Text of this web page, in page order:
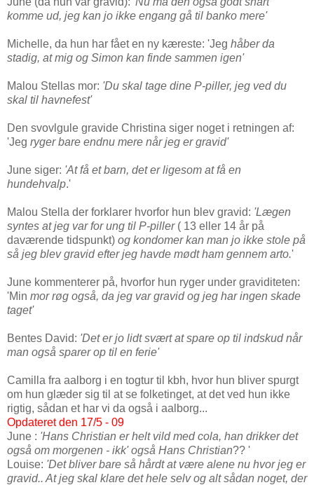
komme ud, jeg kan jo ikke engang gå til banko mere'
Michelle, da hun har fået en ny kæreste: 'Jeg håber da
stadig, at mig og Simon kan finde sammen igen'
Malou Stellas mor: 'Du skal tage dine P-piller, jeg ved du
skal til havnefest'
Den svovlgule gravide Christina siger noget i retningen af:
'Jeg ryger bare endnu mere når jeg er gravid'
June siger: 'At få et barn, det er ligesom at få en
hundehvalp.'
Malou Stella der forklarer hvorfor hun blev gravid: 'Lægen
syntes at jeg var for ung til P-piller( 13 eller 14 år på
daværende tidspunkt) og kondomer kan man jo ikke stole på
så jeg blev gravid efter jeg havde mødt ham gennem arto.'
June kommenterer på, hvorfor hun ryger under graviditeten:
'Min mor røg også, da jeg var gravid og jeg har ingen skade
taget'
Bentes David: 'Det er jo lidt svært at spare op til indskud når
man også sparer op til en ferie'
Camilla fra aalborg i en togtur til kbh, hvor hun bliver spurgt
om hun glæder sig til at se folketinget, at det ved hun ikke
rigtig, sådan et har vi da også i aalborg...
Opdateret den 17/5 - 09
June : 'Hans Christian er helt vild med cola, han drikker det
også om morgenen - ikk' også Hans Christian?? '
Louise: 'Det bliver bare så hårdt at være alene nu hvor jeg er
gravid.. At jeg skal klare det hele selv og alt sådan noget, der